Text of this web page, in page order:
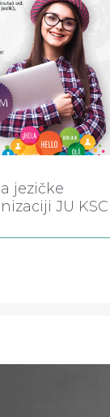
jezičke
JU KSC